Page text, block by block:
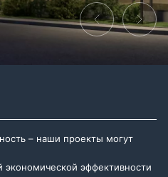
– наши проекты могут
экономической эффективности